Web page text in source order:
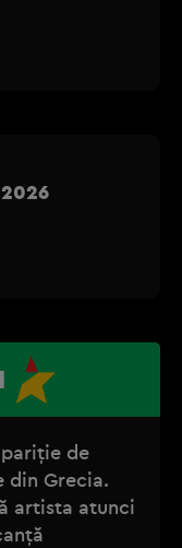
de
din Grecia.
artista atunci